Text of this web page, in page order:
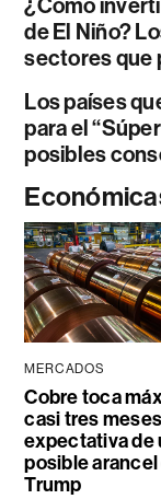
¿Cómo
de El Niño?
sectores que
Los países
para el
posibles
MERCADOS
Cobre toca
casi tres
expectativa de
posible arancel
Trump